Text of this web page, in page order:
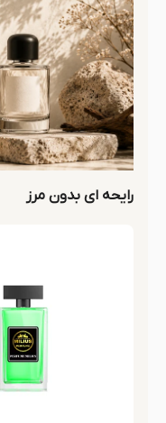
رایحه ای بدون مرز